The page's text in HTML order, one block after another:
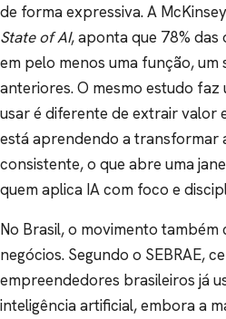
de forma expressiva. A
State of AI, aponta que 78% das
em pelo menos uma função,
anteriores. O mesmo estudo
usar é diferente de extrair valor
está aprendendo a transformar
consistente, o que abre uma
quem aplica IA com foco e
No Brasil, o movimento também
negócios. Segundo o SEBRAE,
empreendedores brasileiros já
inteligência artificial, embora a